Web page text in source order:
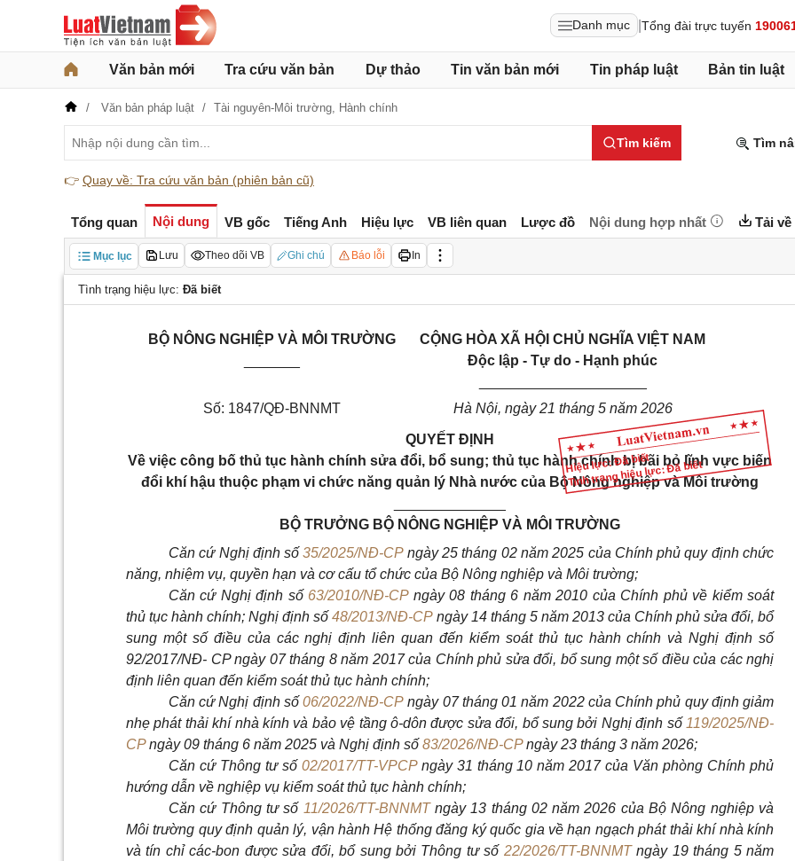
Danh mục Tổng đài trực tuyến
Văn bản mới Tra cứu văn bản Dự thảo Tin văn bản mới Tin pháp luật Bản tin luật
Văn bản pháp luật Tài nguyên-Môi trường, Hành chính
Tìm kiếm Tìm
👉 Quay về: Tra cứu văn bản (phiên bản cũ)
Tổng quan Nội dung VB gốc Tiếng Anh Hiệu lực VB liên quan Lược đồ Nội dung hợp nhất Tải về
Mục lục Lưu Theo dõi VB Ghi chú Báo lỗi In
Tình trạng hiệu lực: Đã biết
Hiệu lực: Đã biết
Tình trạng hiệu lực: Đã biết
BỘ NÔNG NGHIỆP VÀ MÔI TRƯỜNG
CỘNG HÒA XÃ HỘI CHỦ NGHĨA VIỆT NAM
Độc lập - Tự do - Hạnh phúc
Số: 1847/QĐ-BNNMT
Hà Nội, ngày 21 tháng 5 năm 2026
QUYẾT ĐỊNH
Về việc công bố thủ tục hành chính sửa đổi, bổ sung; thủ tục hành chính bị bãi bỏ lĩnh vực biến
đổi khí hậu thuộc phạm vi chức năng quản lý Nhà nước của Bộ Nông nghiệp và Môi trường
BỘ TRƯỞNG BỘ NÔNG NGHIỆP VÀ MÔI TRƯỜNG
Căn cứ Nghị định số35/2025/NĐ-CPngày 25 tháng 02 năm 2025 của Chính phủ quy định chức
năng, nhiệm vụ, quyền hạn và cơ cấu tổ chức của Bộ Nông nghiệp và Môi trường;
Căn cứ Nghị định số 63/2010/NĐ-CPngày 08 tháng 6 năm 2010 của Chính phủ về kiểm soát
thủ tục hành chính; Nghị định số 48/2013/NĐ-CP ngày 14 tháng 5 năm 2013 của Chính phủ sửa đổi, bổ
sung một số điều của các nghị định liên quan đến kiểm soát thủ tục hành chính và Nghị định số
92/2017/NĐ- CP ngày 07 tháng 8 năm 2017 của Chính phủ sửa đổi, bổ sung một số điều của các nghị
định liên quan đến kiểm soát thủ tục hành chính;
Căn cứ Nghị định số06/2022/NĐ-CP ngày 07 tháng 01 năm 2022 của Chính phủ quy định giảm
nhẹ phát thải khí nhà kính và bảo vệ tầng ô-dôn được sửa đổi, bổ sung bởi Nghị định số 119/2025/NĐ-
CPngày 09 tháng 6 năm 2025 và Nghị định số 83/2026/NĐ-CPngày 23 tháng 3 năm 2026;
Căn cứ Thông tư số 02/2017/TT-VPCPngày 31 tháng 10 năm 2017 của Văn phòng Chính phủ
hướng dẫn về nghiệp vụ kiểm soát thủ tục hành chính;
Căn cứ Thông tư số 11/2026/TT-BNNMTngày 13 tháng 02 năm 2026 của Bộ Nông nghiệp và
Môi trường quy định quản lý, vận hành Hệ thống đăng ký quốc gia về hạn ngạch phát thải khí nhà kính
và tín chỉ các-bon được sửa đổi, bổ sung bởi Thông tư số 22/2026/TT-BNNMTngày 19 tháng 5 năm